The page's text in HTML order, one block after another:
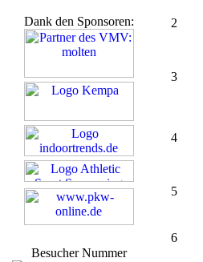
Dank den Sponsoren:
Besucher Nummer
2
3
4
5
6